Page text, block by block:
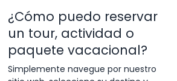
¿Cómo puedo reservar
un tour, actividad o
paquete vacacional?
Simplemente navegue por nuestro